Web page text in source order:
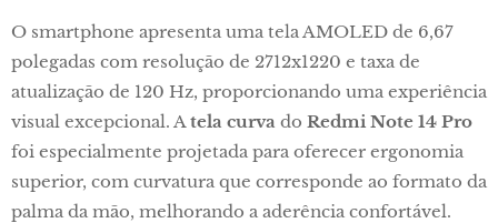
O smartphone apresenta uma tela AMOLED de 6,67
polegadas com resolução de 2712x1220 e taxa de
atualização de 120 Hz, proporcionando uma experiência
visual excepcional. Atela curva do Redmi Note 14 Pro
foi especialmente projetada para oferecer ergonomia
superior, com curvatura que corresponde ao formato da
palma da mão, melhorando a aderência confortável.